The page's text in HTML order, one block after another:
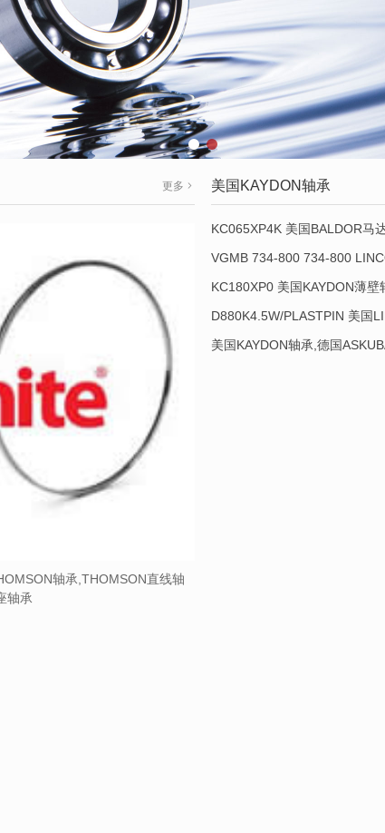
更多
轴承,THOMSON直线轴
轴承
美国KAYDON轴承
KC065XP4K 美国BALDOR马
VGMB 734-800 734-800
KC180XP0 美国KAYDON薄
D880K4.5W/PLASTPIN 美国
美国KAYDON轴承,德国